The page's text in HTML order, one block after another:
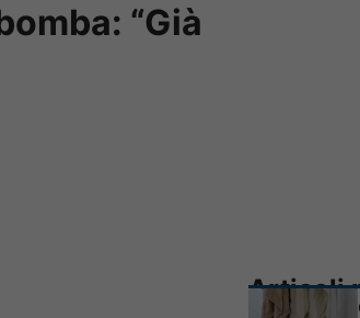
“Già
Articoli